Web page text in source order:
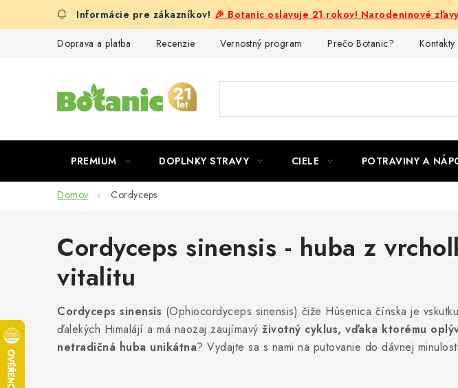
🎉 Botanic oslavuje 21 rokov! Narodeninové
Doprava a platba Recenzie Vernostný program Prečo Botanic? Kontakty
PREMIUM DOPLNKY STRAVY CIELE POTRAVINY A
Domov Cordyceps
Cordyceps sinensis - huba z
vitalitu
Cordyceps sinensis (Ophiocordyceps sinensis) čiže Húsenica čínska je
ďalekých Himalájí a má naozaj zaujímavý životný cyklus, vďaka ktorému
netradičná huba unikátna? Vydajte sa s nami na putovanie do dávnej